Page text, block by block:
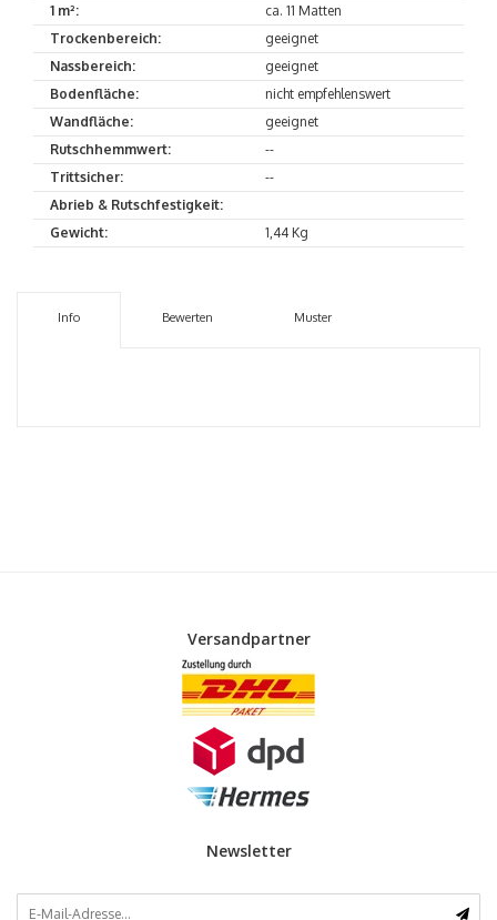
1 m²:
ca. 11 Matten
Trockenbereich:
geeignet
Nassbereich:
geeignet
Bodenfläche:
nicht empfehlenswert
Wandfläche:
geeignet
Rutschhemmwert:
--
Trittsicher:
--
Abrieb & Rutschfestigkeit:
Gewicht:
1,44 Kg
Info Bewerten Muster
Versandpartner
Newsletter